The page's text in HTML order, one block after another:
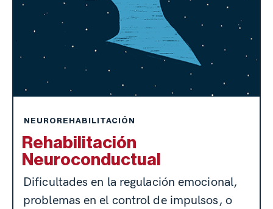
NEUROREHABILITACIÓN
Rehabilitación
Neuroconductual
Dificultades en la regulación emocional,
problemas en el control de impulsos, o